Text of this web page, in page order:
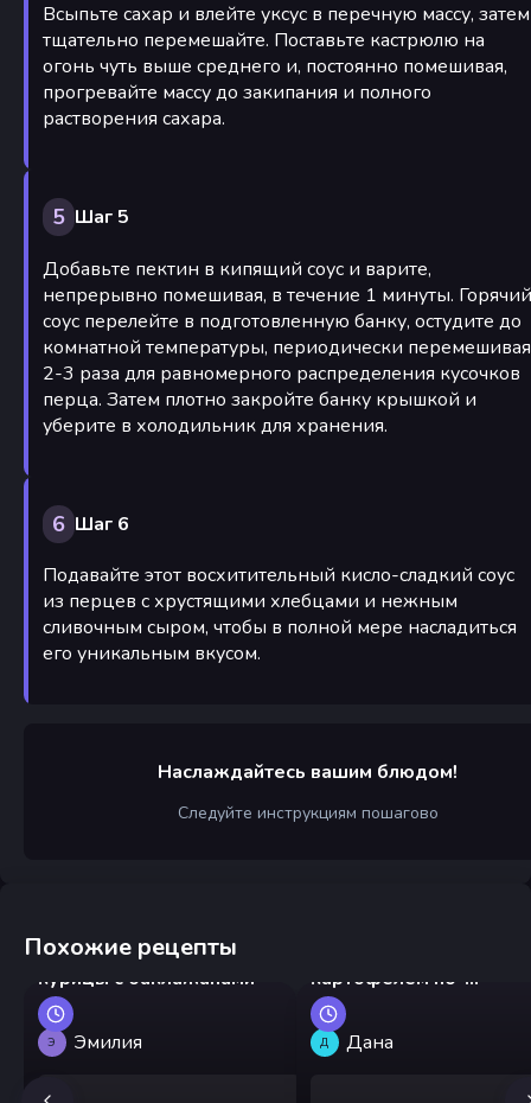
Всыпьте сахар и влейте уксус в перечную массу, затем
тщательно перемешайте. Поставьте кастрюлю на
огонь чуть выше среднего и, постоянно помешивая,
прогревайте массу до закипания и полного
растворения сахара.
5 Шаг 5
Добавьте пектин в кипящий соус и варите,
непрерывно помешивая, в течение 1 минуты. Горячий
соус перелейте в подготовленную банку, остудите до
комнатной температуры, периодически перемешивая
2-3 раза для равномерного распределения кусочков
перца. Затем плотно закройте банку крышкой и
уберите в холодильник для хранения.
6 Шаг 6
Подавайте этот восхитительный кисло-сладкий соус
из перцев с хрустящими хлебцами и нежным
сливочным сыром, чтобы в полной мере насладиться
его уникальным вкусом.
Наслаждайтесь вашим блюдом!
Следуйте инструкциям пошагово
Похожие рецепты
Китайский стир-фрай из
курицы с баклажанами
Э Эмилия
картофелем по-
деревенски
Д Дана